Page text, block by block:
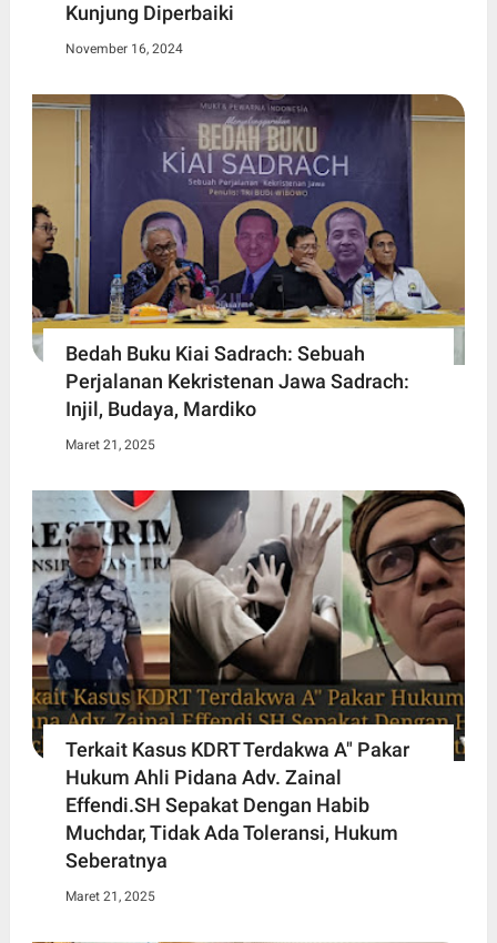
Kunjung Diperbaiki
November 16, 2024
Bedah Buku Kiai Sadrach: Sebuah
Perjalanan Kekristenan Jawa Sadrach:
Injil, Budaya, Mardiko
Maret 21, 2025
Terkait Kasus KDRT Terdakwa A" Pakar
Hukum Ahli Pidana Adv. Zainal
Effendi.SH Sepakat Dengan Habib
Muchdar, Tidak Ada Toleransi, Hukum
Seberatnya
Maret 21, 2025